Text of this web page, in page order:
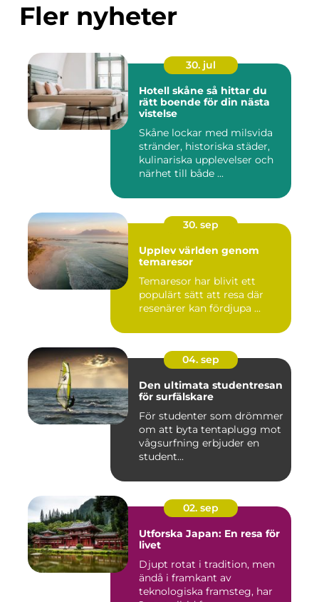
Fler nyheter
30. jul
Hotell skåne så hittar du
rätt boende för din nästa
vistelse
Skåne lockar med milsvida
stränder, historiska städer,
kulinariska upplevelser och
närhet till både ...
30. sep
Upplev världen genom
temaresor
Temaresor har blivit ett
populärt sätt att resa där
resenärer kan fördjupa ...
04. sep
Den ultimata studentresan
för surfälskare
För studenter som drömmer
om att byta tentaplugg mot
vågsurfning erbjuder en
student...
02. sep
Utforska Japan: En resa för
livet
Djupt rotat i tradition, men
ändå i framkant av
teknologiska framsteg, har